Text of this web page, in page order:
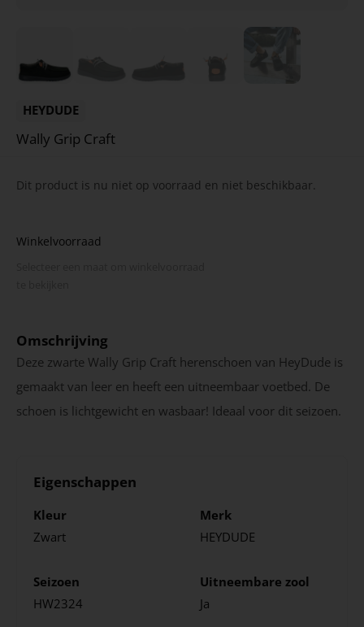
HEYDUDE
Wally Grip Craft
Dit product is nu niet op voorraad en niet beschikbaar.
Winkelvoorraad
Omschrijving
Deze zwarte Wally Grip Craft herenschoen van HeyDude is
gemaakt van leer en heeft een uitneembaar voetbed. De
schoen is lichtgewicht en wasbaar! Ideaal voor dit seizoen.
Eigenschappen
Kleur
Zwart
Merk
HEYDUDE
Seizoen
HW2324
Uitneembare zool
Ja